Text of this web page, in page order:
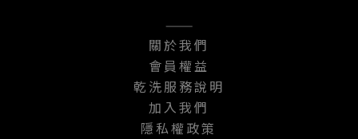
———
關於我們
會員權益
乾洗服務說明
加入我們
隱私權政策